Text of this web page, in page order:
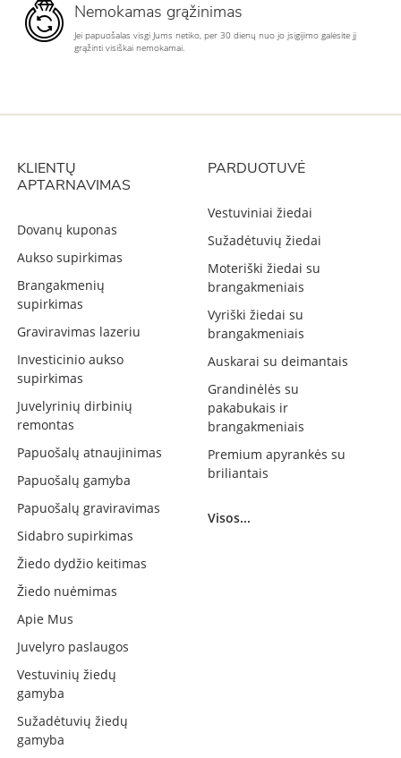
Nemokamas grąžinimas
Jei papuošalas visgi Jums netiko, per 30 dienų nuo jo įsigijimo galėsite jį
grąžinti visiškai nemokamai.
KLIENTŲ
APTARNAVIMAS
Dovanų kuponas
Aukso supirkimas
Brangakmenių
supirkimas
Graviravimas lazeriu
Investicinio aukso
supirkimas
Juvelyrinių dirbinių
remontas
Papuošalų atnaujinimas
Papuošalų gamyba
Papuošalų graviravimas
Sidabro supirkimas
Žiedo dydžio keitimas
Žiedo nuėmimas
Apie Mus
Juvelyro paslaugos
Vestuvinių žiedų
gamyba
Sužadėtuvių žiedų
gamyba
PARDUOTUVĖ
Vestuviniai žiedai
Sužadėtuvių žiedai
Moteriški žiedai su
brangakmeniais
Vyriški žiedai su
brangakmeniais
Auskarai su deimantais
Grandinėlės su
pakabukais ir
brangakmeniais
Premium apyrankės su
briliantais
Visos...